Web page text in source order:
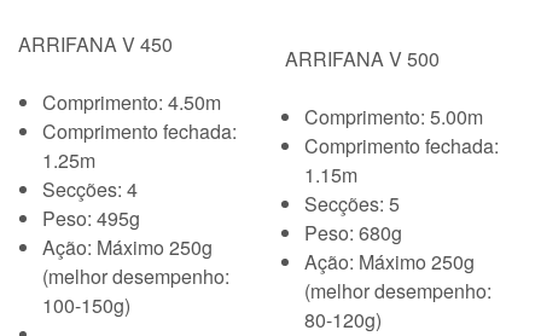
ARRIFANA V 450
Comprimento: 4.50m
Comprimento fechada:
1.25m
Secções: 4
Peso: 495g
Ação: Máximo 250g
(melhor desempenho:
100-150g)
ARRIFANA V 500
Comprimento: 5.00m
Comprimento fechada:
1.15m
Secções: 5
Peso: 680g
Ação: Máximo 250g
(melhor desempenho:
80-120g)